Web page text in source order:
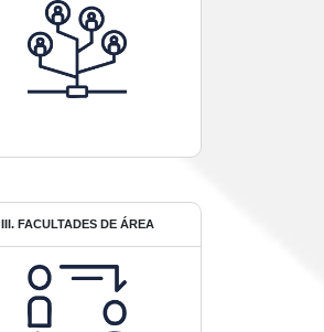
III. FACULTADES DE ÁREA